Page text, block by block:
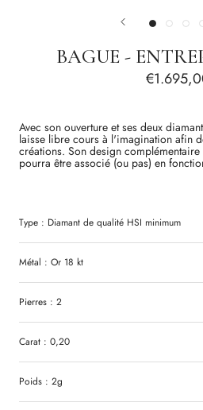
BAGUE -
Avec son ouverture et ses deux
laisse libre cours à l'imagination afin
créations. Son design complémentaire
pourra être associé (ou pas) en
Type : Diamant de qualité HSI minimum
Métal : Or 18 kt
Pierres : 2
Carat : 0,20
Poids : 2g